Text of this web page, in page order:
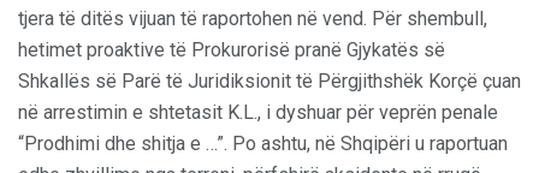
tjera të ditës vijuan të raportohen në vend. Për shembull,
hetimet proaktive të Prokurorisë pranë Gjykatës së
Shkallës së Parë të Juridiksionit të Përgjithshëk Korçë çuan
në arrestimin e shtetasit K.L., i dyshuar për veprën penale
“Prodhimi dhe shitja e …”. Po ashtu, në Shqipëri u raportuan